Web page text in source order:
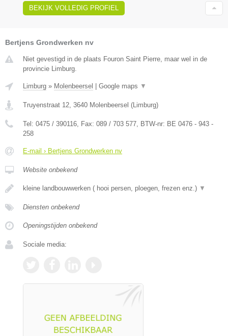
BEKIJK VOLLEDIG PROFIEL
Bertjens Grondwerken nv
Niet gevestigd in de plaats Fouron Saint Pierre, maar wel in de
provincie Limburg.
Limburg » Molenbeersel | Google maps ▼
Truyenstraat 12 3640 Molenbeersel (Limburg)
Tel: 0475 / 390116 , Fax: 089 / 703 577 , BTW-nr: BE 0476 - 943 -
258
E-mail › Bertjens Grondwerken nv
Website onbekend
kleine landbouwwerken ( hooi persen, ploegen, frezen enz.) ▼
Diensten onbekend
Openingstijden onbekend
Sociale media: